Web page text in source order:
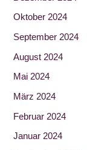
Oktober 2024
September 2024
August 2024
Mai 2024
März 2024
Februar 2024
Januar 2024